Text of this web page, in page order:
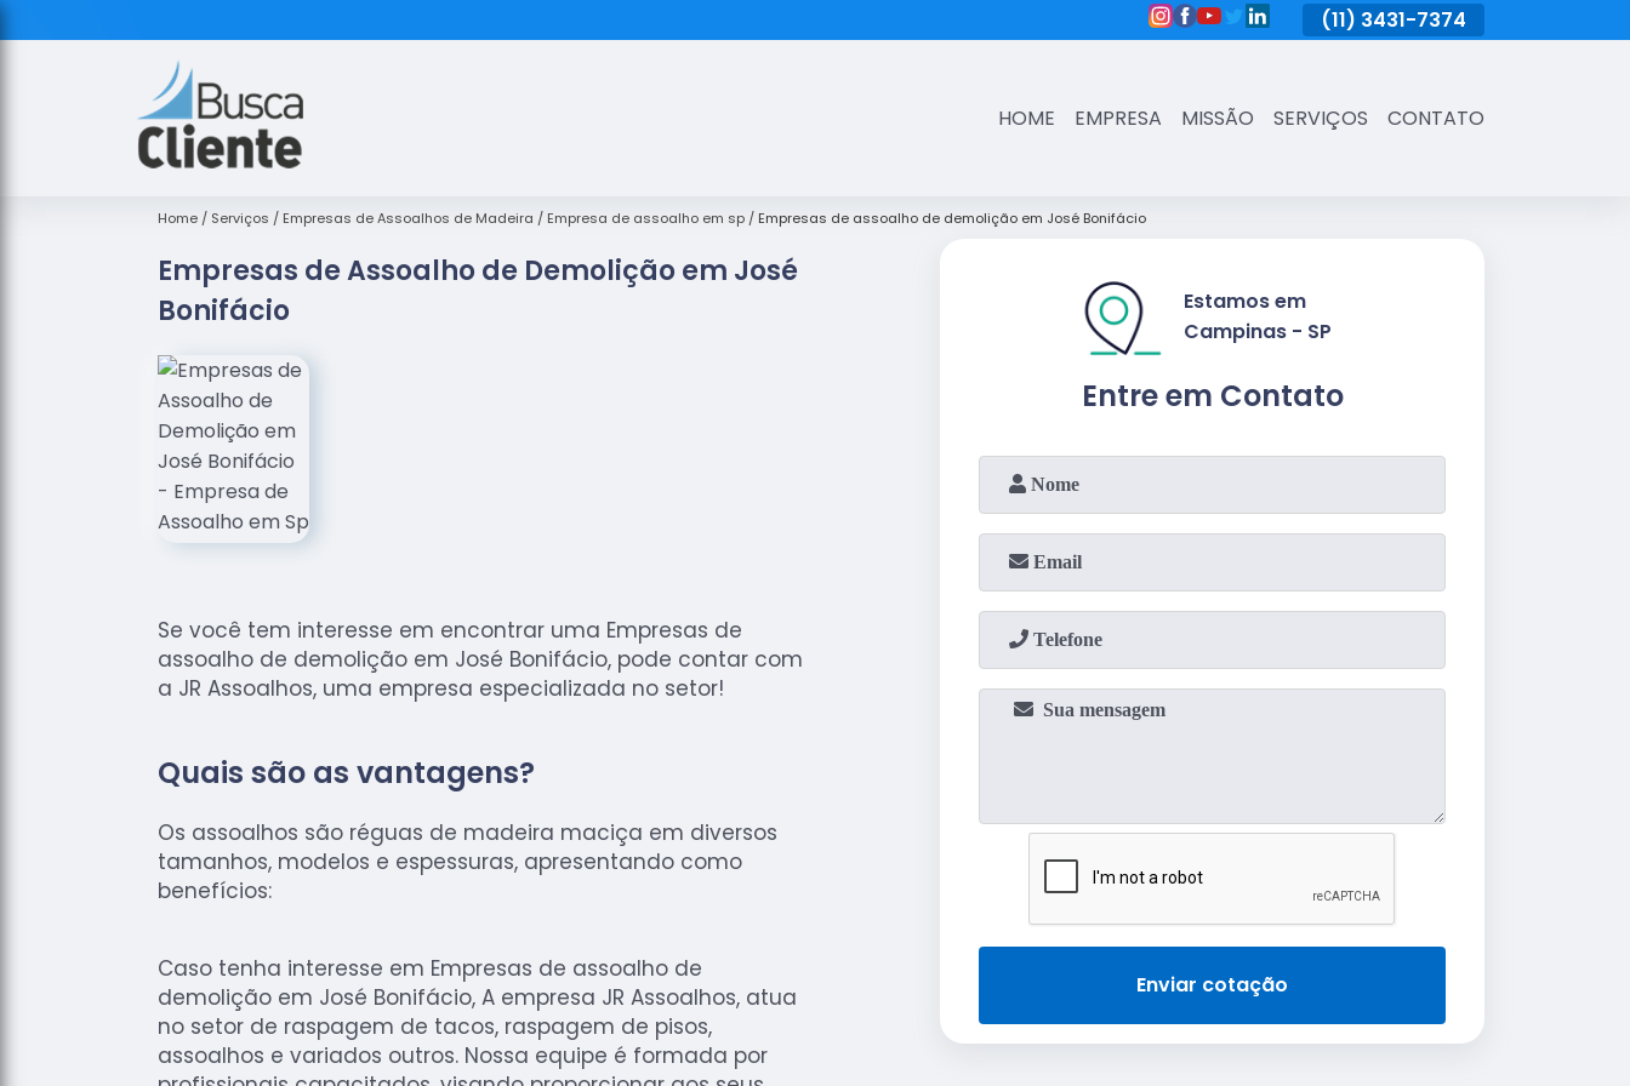
3431-7374 (11) 3431-7374
HOME EMPRESA MISSÃO SERVIÇOS CONTATO
Home Serviços Empresas de Assoalhos de Madeira Empresa de assoalho em sp Empresas de assoalho de demolição em José Bonifácio
Empresas de Assoalho de Demolição em José
Bonifácio
Se você tem interesse em encontrar uma Empresas de
assoalho de demolição em José Bonifácio, pode contar com
a JR Assoalhos, uma empresa especializada no setor!
Quais são as vantagens?
Os assoalhos são réguas de madeira maciça em diversos
tamanhos, modelos e espessuras, apresentando como
benefícios:
Caso tenha interesse em Empresas de assoalho de
demolição em José Bonifácio, A empresa JR Assoalhos, atua
no setor de raspagem de tacos, raspagem de pisos,
assoalhos e variados outros. Nossa equipe é formada por
Entre em Contato
Estamos em
Campinas - SP
Enviar cotação